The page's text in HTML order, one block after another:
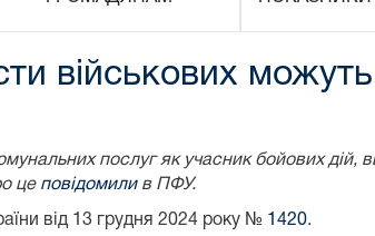
військових
послуг як учасник бойових дій,
це повідомилив ПФУ.
від 13 грудня 2024 року № 1420.